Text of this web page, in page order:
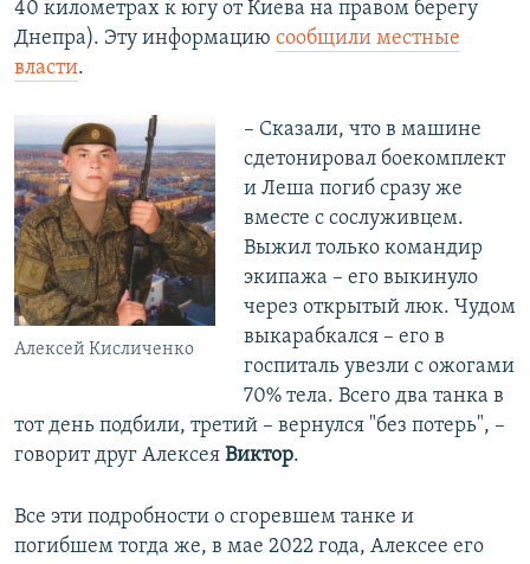
40 километрах к югу от Киева на правом берегу
Днепра). Эту информацию сообщили местные
власти.
Алексей Кисличенко
– Сказали, что в машине
сдетонировал боекомплект
и Леша погиб сразу же
вместе с сослуживцем.
Выжил только командир
экипажа – его выкинуло
через открытый люк. Чудом
выкарабкался – его в
госпиталь увезли с ожогами
70% тела. Всего два танка в
тот день подбили, третий – вернулся "без потерь", –
говорит друг Алексея Виктор.
Все эти подробности о сгоревшем танке и
погибшем тогда же, в мае 2022 года, Алексее его